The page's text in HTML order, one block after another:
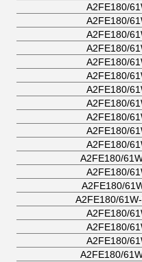
A2FE180/
A2FE180/
A2FE180/
A2FE180/
A2FE180/
A2FE180/
A2FE180/
A2FE180/
A2FE180/
A2FE180/
A2FE180/
A2FE180/
A2FE180/
A2FE180/
A2FE180/
A2FE180/
A2FE180/
A2FE180/
A2FE180/